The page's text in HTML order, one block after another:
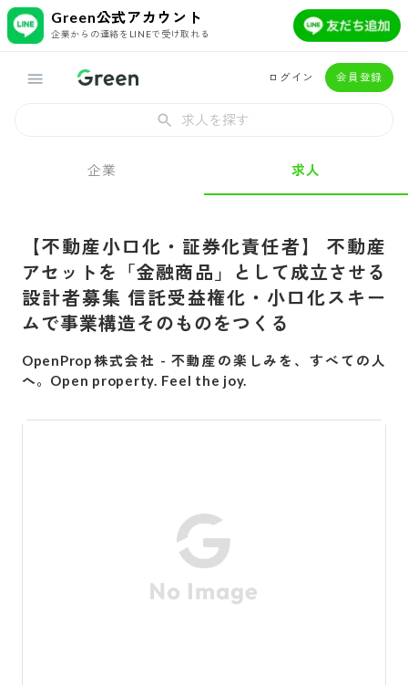
Green公式アカウント
企業からの連絡をLINEで受け取れる
ログイン 会員登録
求人を探す
企業 求人
【不動産小口化・証券化責任者】 不動産
アセットを「金融商品」として成立させる
設計者募集 信託受益権化・小口化スキー
ムで事業構造そのものをつくる
OpenProp株式会社 - 不動産の楽しみを、すべての人
へ。Open property. Feel the joy.